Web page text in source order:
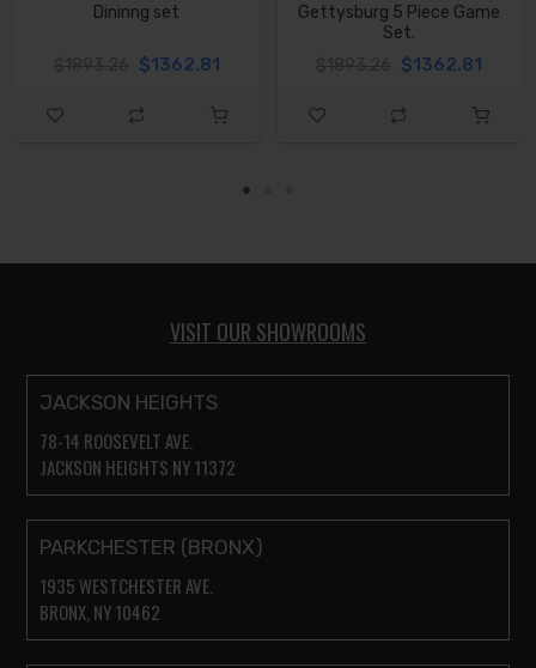
Dininng set
$1362.81
Gettysburg 5 Piece Game
Set.
$1362.81
VISIT OUR SHOWROOMS
JACKSON HEIGHTS
78-14 ROOSEVELT AVE.
JACKSON HEIGHTS NY 11372
PARKCHESTER (BRONX)
1935 WESTCHESTER AVE.
BRONX, NY 10462